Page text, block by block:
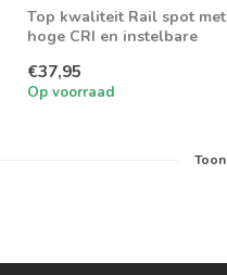
Top kwaliteit Rail spot met
hoge CRI en instelbare
€37,95
Op voorraad
Toon